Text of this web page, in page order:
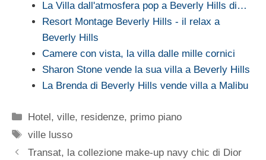
La Villa dall'atmosfera pop a Beverly Hills di…
Resort Montage Beverly Hills - il relax a
Beverly Hills
Camere con vista, la villa dalle mille cornici
Sharon Stone vende la sua villa a Beverly Hills
La Brenda di Beverly Hills vende villa a Malibu
Categorie
Hotel, ville, residenze, primo piano
Tag
ville lusso
Transat, la collezione make-up navy chic di Dior